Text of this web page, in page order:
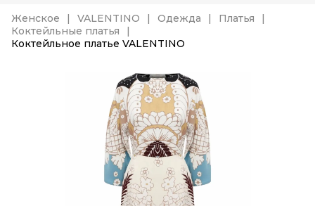
Женское VALENTINO Одежда
Платья
Коктейльные платья
Коктейльное платье VALENTINO